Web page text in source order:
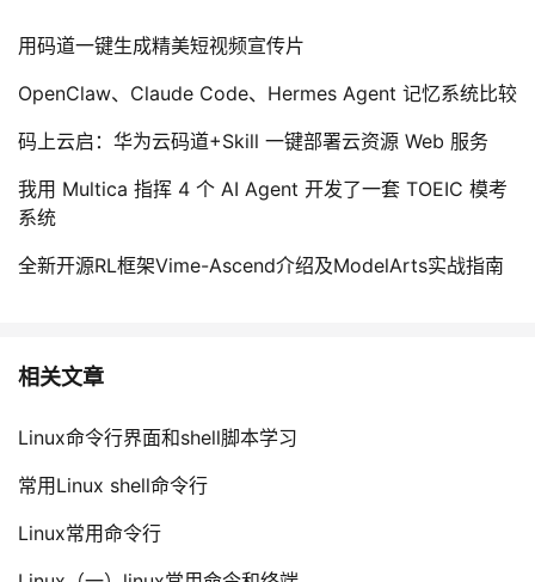
用码道一键生成精美短视频宣传片
OpenClaw、Claude Code、Hermes Agent 记忆系统比较
码上云启：华为云码道+Skill 一键部署云资源 Web 服务
我用 Multica 指挥 4 个 AI Agent 开发了一套 TOEIC 模考
系统
全新开源RL框架Vime-Ascend介绍及ModelArts实战指南
相关文章
Linux命令行界面和shell脚本学习
常用Linux shell命令行
Linux常用命令行